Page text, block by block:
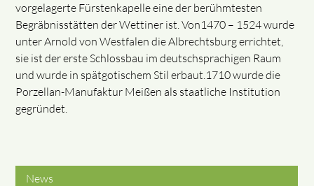
vorgelagerte Fürstenkapelle eine der berühmtesten
Begräbnisstätten der Wettiner ist. Von1470 – 1524 wurde
unter Arnold von Westfalen die Albrechtsburg errichtet,
sie ist der erste Schlossbau im deutschsprachigen Raum
und wurde in spätgotischem Stil erbaut.1710 wurde die
Porzellan-Manufaktur Meißen als staatliche Institution
gegründet.
News